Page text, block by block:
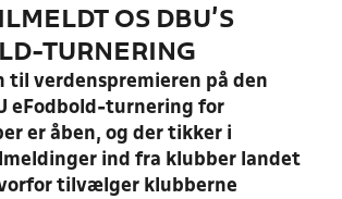
OS DBU'S
TURNERING
til verdenspremieren på den
eFodbold-turnering for
er åben, og der tikker i
ind fra klubber landet
tilvælger klubberne